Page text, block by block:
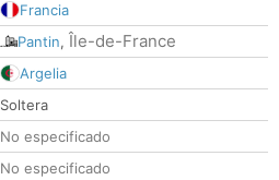
Francia
Pantin, Île-de-France
Argelia
Soltera
No especificado
No especificado